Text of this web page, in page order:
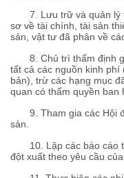
7. Lưu trữ và quản lý
sơ về tài chính, tài sản
sản, vật tư đã phân về
8. Chủ trì thẩm định
tất cả các nguồn kinh
bản), trừ các hạng mục
quan có thẩm quyền ban
9. Tham gia các Hội
sản.
10. Lập các báo cáo
đột xuất theo yêu cầu